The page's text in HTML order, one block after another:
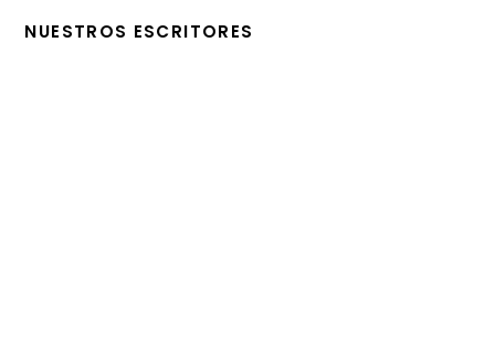
NUESTROS ESCRITORES